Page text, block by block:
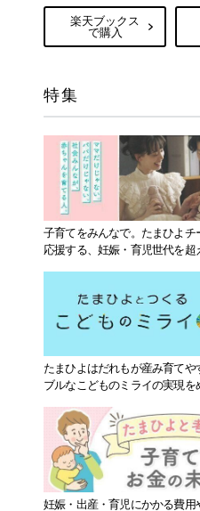
楽天ブックス
で購入
特集
子育てをみんなで。たまひよ
応援する、妊娠・育児世代を超
たまひよはだれもが産み育て
ブルなこどものミライの実現を
妊娠・出産・育児にかかる費